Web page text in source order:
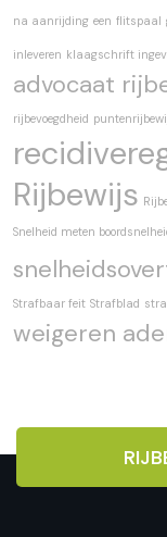
na aanrijding een flitspaal
inleveren klaagschrift
advocaat
rijbevoegdheid
Rijbewijs
Snelheid meten
Strafbaar feit Strafblad
weigeren